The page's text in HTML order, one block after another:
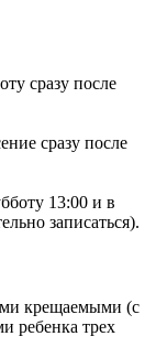
сразу после
сразу после
13:00 и в
записаться).
крещаемыми (с
ребенка трех